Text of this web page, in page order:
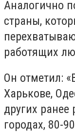
Аналогично
страны,
работящих
Он отметил:
Харькове,
других
городах, 80-